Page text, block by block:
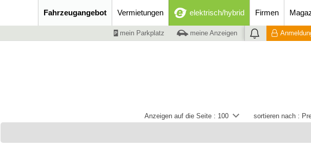
Fahrzeugangebot Vermietungen elektrisch/hybrid Firmen
mein Parkplatz meine Anzeigen
sortieren nach :
Anzeigen auf die Seite : 100